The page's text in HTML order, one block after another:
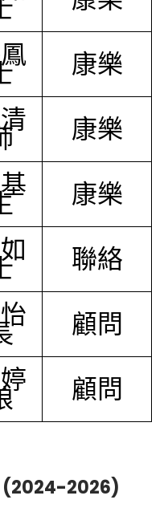
康樂
康樂
康樂
聯絡
顧問
顧問
(2024-2026)